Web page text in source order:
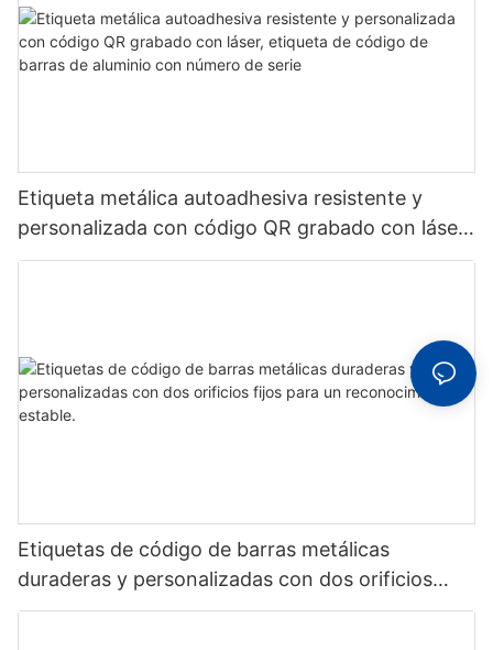
Etiqueta metálica autoadhesiva resistente y
personalizada con código QR grabado con láser,
etiqueta de código de barras de aluminio con
Etiquetas de código de barras metálicas
duraderas y personalizadas con dos orificios
fijos para un reconocimiento estable.